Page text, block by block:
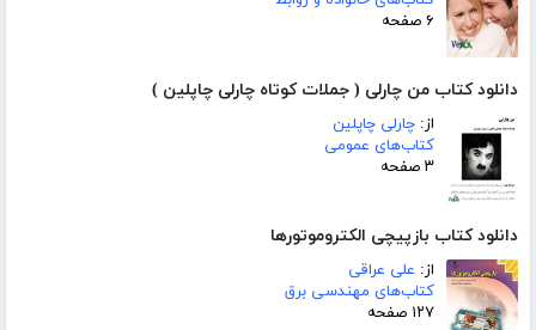
۶ صفحه
دانلود کتاب من چارلی ( جملات کوتاه چارلی چاپلین )
از: چارلی چاپلین
کتاب‌های عمومی
۳ صفحه
دانلود کتاب بازپیچی الکتروموتورها
از: على عراقى
کتاب‌های مهندسی برق
۱۲۷ صفحه